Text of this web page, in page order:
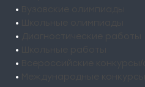
•
•
•
•
•
•